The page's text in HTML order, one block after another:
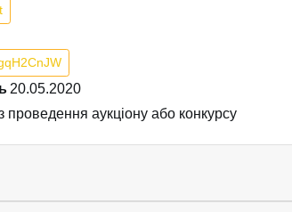
20.05.2020
проведення аукціону або конкурсу